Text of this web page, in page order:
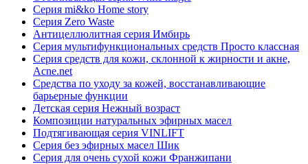
Серия mi&ko Home story
Серия Zero Waste
Антицеллюлитная серия Имбирь
Серия мультифункциональных средств Просто классная
Серия средств для кожи, склонной к жирности и акне,
Acne.net
Средства по уходу за кожей, восстанавливающие
барьерные функции
Детская серия Нежный возраст
Композиции натуральных эфирных масел
Подтягивающая серия VINLIFT
Серия без эфирных масел Шик
Серия для очень сухой кожи Франжипани